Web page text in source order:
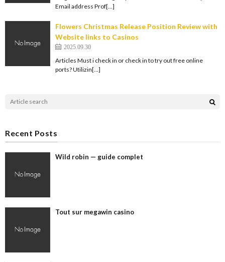
Email address Prof[…]
Flowers Christmas Release Position Review with
Website links to Casinos
2025.09.30
Articles Must i check in or check in to try out free online
ports? Utilizin[…]
Recent Posts
Wild robin — guide complet
Tout sur megawin casino